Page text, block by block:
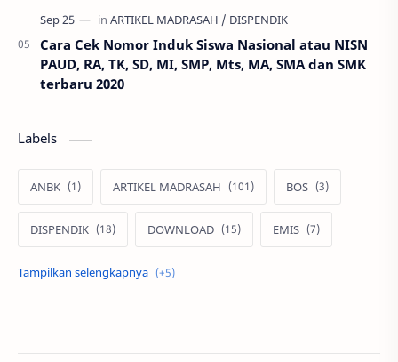
Cara Cek Nomor Induk Siswa Nasional atau NISN
PAUD, RA, TK, SD, MI, SMP, Mts, MA, SMA dan SMK
terbaru 2020
Labels
ANBK ARTIKEL MADRASAH BOS
DISPENDIK DOWNLOAD EMIS
EMIS GTK KARYA PESERTA DIDIK
Verval PD